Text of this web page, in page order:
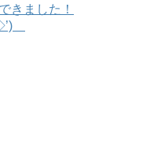
きました！
ゞ